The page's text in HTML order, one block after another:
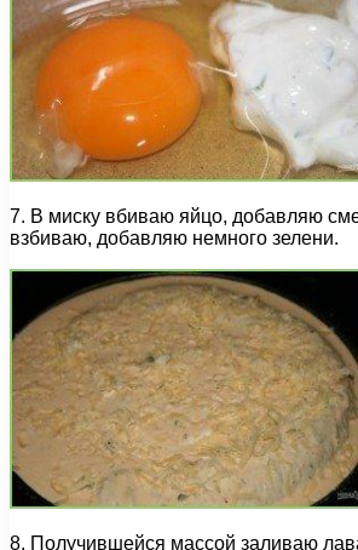
7. В миску вбиваю яйцо, добавляю
взбиваю, добавляю немного зелени.
8. Получившейся массой заливаю